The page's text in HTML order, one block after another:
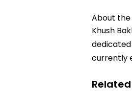
About the
Khush
currently